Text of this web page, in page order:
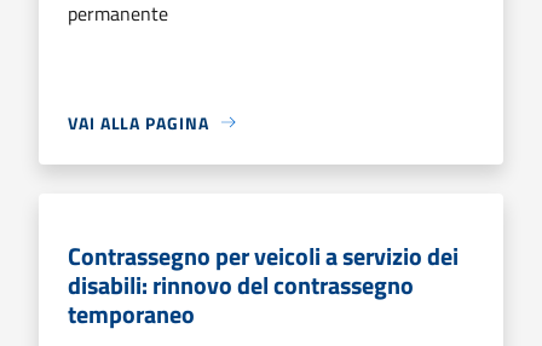
permanente
VAI ALLA PAGINA
Contrassegno per veicoli a servizio dei
disabili: rinnovo del contrassegno
temporaneo